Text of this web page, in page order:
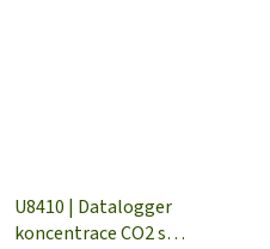
U8410 | Datalogger
koncentrace CO2 s